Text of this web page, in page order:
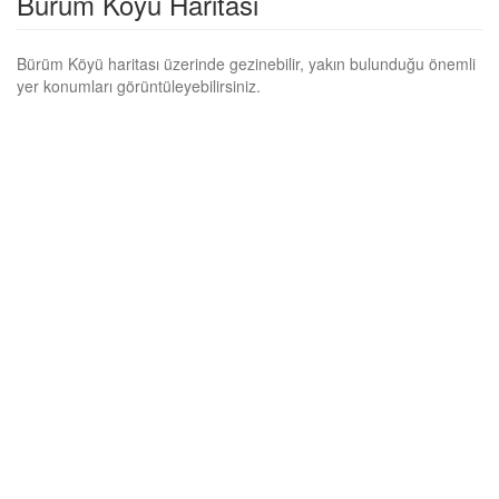
Bürüm Köyü haritası üzerinde gezinebilir, yakın bulunduğu önemli
yer konumları görüntüleyebilirsiniz.